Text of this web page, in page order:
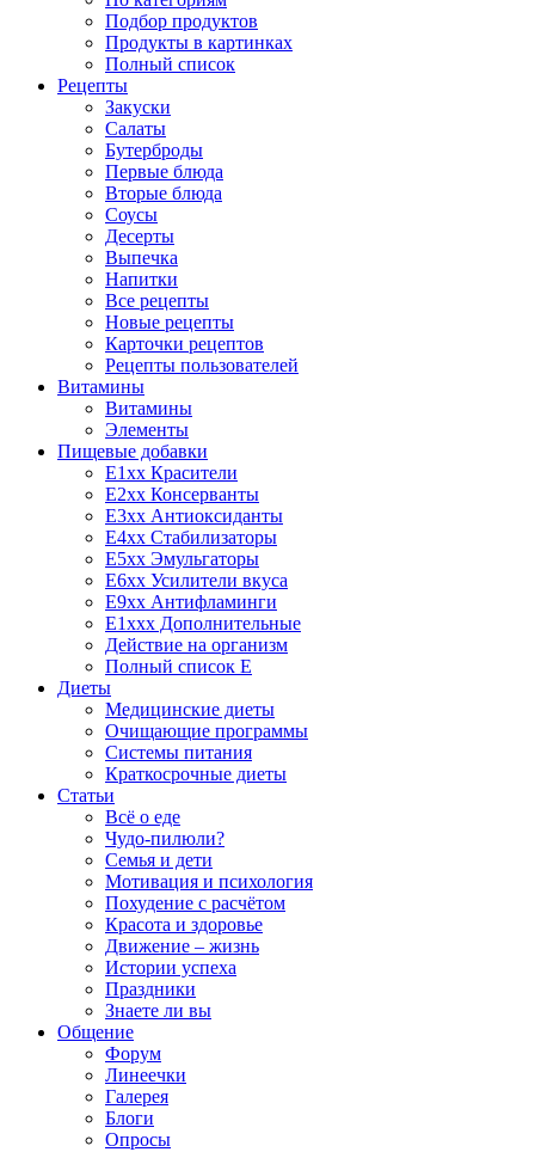
Подбор продуктов
Продукты в картинках
Полный список
Рецепты
Закуски
Салаты
Бутерброды
Первые блюда
Вторые блюда
Соусы
Десерты
Выпечка
Напитки
Все рецепты
Новые рецепты
Карточки рецептов
Рецепты пользователей
Витамины
Витамины
Элементы
Пищевые добавки
E1xx Красители
E2xx Консерванты
E3xx Антиоксиданты
E4xx Стабилизаторы
E5xx Эмульгаторы
E6xx Усилители вкуса
E9xx Антифламинги
E1xxx Дополнительные
Действие на организм
Полный список E
Диеты
Медицинские диеты
Очищающие программы
Системы питания
Краткосрочные диеты
Статьи
Всё о еде
Чудо-пилюли?
Семья и дети
Мотивация и психология
Похудение с расчётом
Красота и здоровье
Движение – жизнь
Истории успеха
Праздники
Знаете ли вы
Общение
Форум
Линеечки
Галерея
Блоги
Опросы